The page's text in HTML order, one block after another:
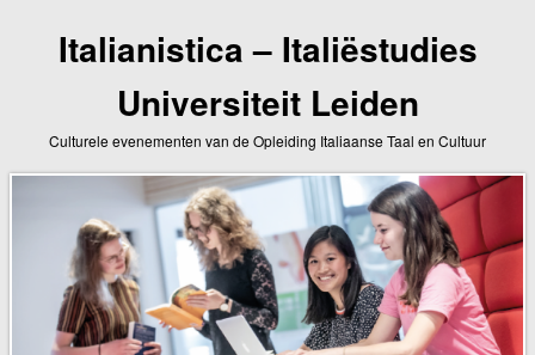
Italianistica – Italiëstudies
Universiteit Leiden
Culturele evenementen van de Opleiding Italiaanse Taal en Cultuur